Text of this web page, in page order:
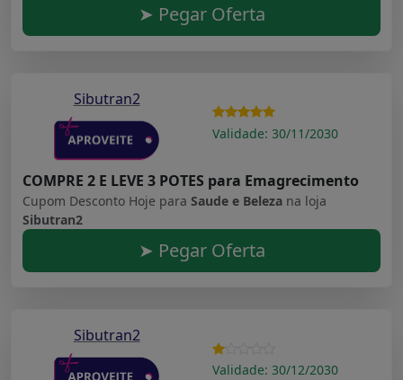
➤ Pegar Oferta
Sibutran2
Validade: 30/11/2030
COMPRE 2 E LEVE 3 POTES para Emagrecimento
Cupom Desconto Hoje para Saude e Beleza na loja
Sibutran2
➤ Pegar Oferta
Sibutran2
Validade: 30/12/2030